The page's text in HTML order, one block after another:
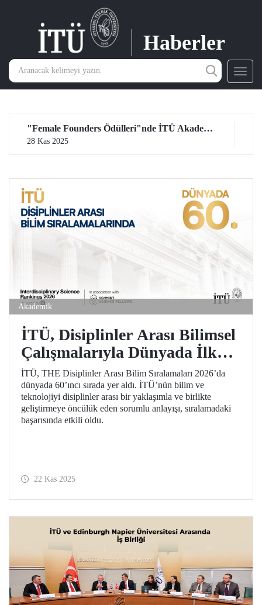
Haberler
İTÜ Araştırmacılarına En İyi Bildiri Ödülü
27 Kas 2025
Akademik
İTÜ, Disiplinler Arası Bilimsel
Çalışmalarıyla Dünyada İlk
60’da!
İTÜ, THE Disiplinler Arası Bilim Sıralamaları 2026’da
dünyada 60’ıncı sırada yer aldı. İTÜ’nün bilim ve
teknolojiyi disiplinler arası bir yaklaşımla ve birlikte
geliştirmeye öncülük eden sorumlu anlayışı, sıralamadaki
başarısında etkili oldu.
22 Kas 2025